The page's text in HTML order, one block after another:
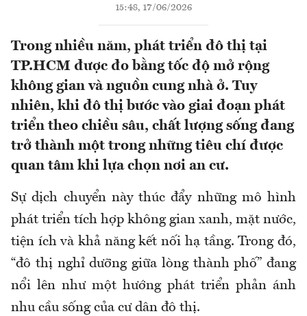
15:48, 17/06/2026
Trong nhiều năm, phát triển đô thị tại
TP.HCM được đo bằng tốc độ mở rộng
không gian và nguồn cung nhà ở. Tuy
nhiên, khi đô thị bước vào giai đoạn phát
triển theo chiều sâu, chất lượng sống đang
trở thành một trong những tiêu chí được
quan tâm khi lựa chọn nơi an cư.
Sự dịch chuyển này thúc đẩy những mô hình
phát triển tích hợp không gian xanh, mặt nước,
tiện ích và khả năng kết nối hạ tầng. Trong đó,
“đô thị nghỉ dưỡng giữa lòng thành phố” đang
nổi lên như một hướng phát triển phản ánh
nhu cầu sống của cư dân đô thị.